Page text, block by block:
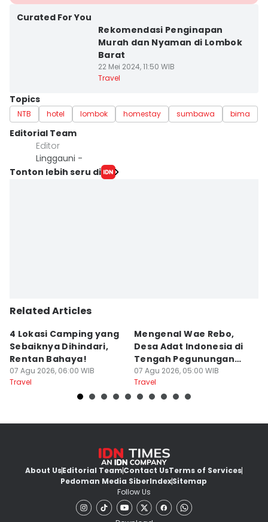
Curated For You
Rekomendasi Penginapan
Murah dan Nyaman di Lombok
Barat
22 Mei 2024, 11:50 WIB
Travel
Topics
NTB hotel lombok homestay sumbawa bima
Editorial Team
Editor
Linggauni -
Tonton lebih seru di
Related Articles
4 Lokasi Camping yang
Sebaiknya Dihindari,
Rentan Bahaya!
07 Agu 2026, 06:00 WIB
Travel
Mengenal Wae Rebo,
Desa Adat Indonesia di
Tengah Pegunungan
Flores
07 Agu 2026, 05:00 WIB
Travel
About UsEditorial TeamContact UsTerms of Services
Pedoman Media SiberIndexSitemap
Follow Us